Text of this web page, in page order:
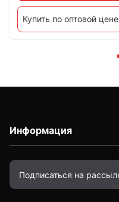
Купить по оптовой цене
Информация